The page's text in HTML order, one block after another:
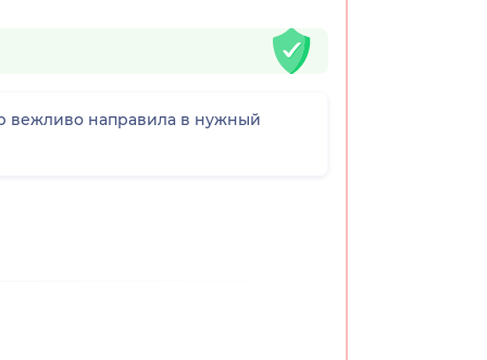
вежливо направила в нужный